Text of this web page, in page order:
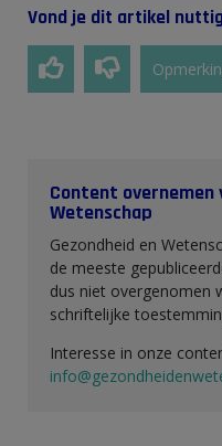
Vond je dit artikel
Content overnemen
Wetenschap
Gezondheid en
de meeste
dus niet overgenomen
schriftelijke
Interesse in onze